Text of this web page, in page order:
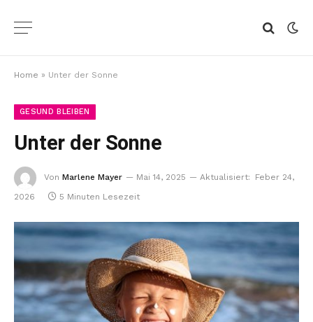
Home » Unter der Sonne
GESUND BLEIBEN
Unter der Sonne
Von Marlene Mayer Mai 14, 2025 Aktualisiert:
Feber 24,
2026
5 Minuten Lesezeit